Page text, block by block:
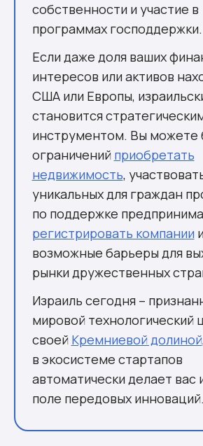
собственности и участие в
программах господдержки.
Если даже доля ваших
интересов или активов
США или Европы,
становится
инструментом. Вы можете
ограничений приобретать
недвижимость,
уникальных для граждан
по поддержке
регистрировать компании
возможные барьеры для
рынки дружественных
Израиль сегодня –
мировой технологический
своей Кремниевой долиной
в экосистеме стартапов
автоматически делает вас
поле передовых инноваций.